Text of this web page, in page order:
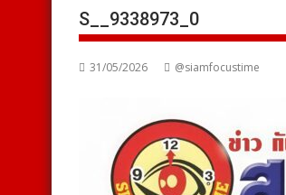
S__9338973_0
31/05/2026 @siamfocustime